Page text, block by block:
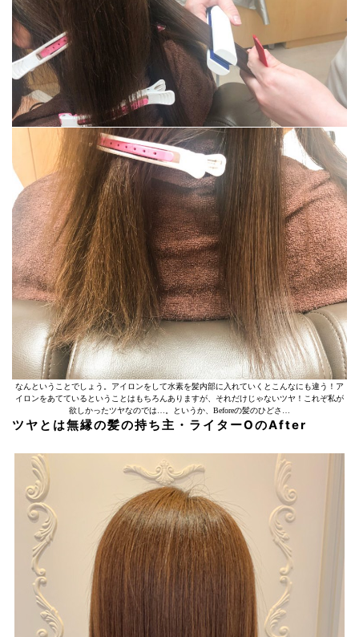
なんということでしょう。アイロンをして水素を髪内部に入れていくとこんなにも違う！ア
イロンをあてているということはもちろんありますが、それだけじゃないツヤ！これぞ私が
欲しかったツヤなのでは…。というか、Beforeの髪のひどさ…
ツヤとは無縁の髪の持ち主・ライターOのAfter